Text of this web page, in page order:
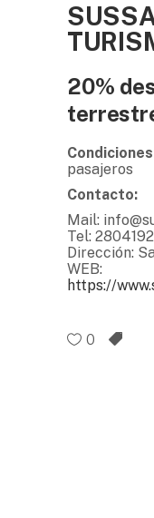
20%
pasajeros
Contacto:
Mail:
Tel:
Dirección:
WEB:
https://
0